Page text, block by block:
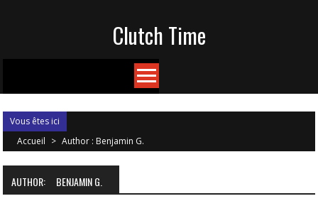
Clutch Time
Vous êtes ici
Accueil > Author : Benjamin G.
AUTHOR: BENJAMIN G.